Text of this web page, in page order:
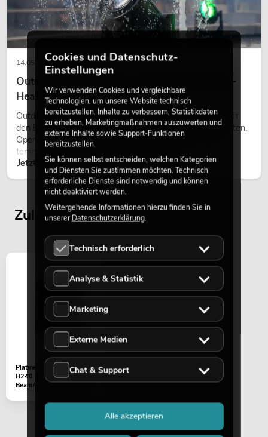
14.05.2026
Outdoor Moving-Heads: Wetterfeste Moving-
Heads bei Events
Outdoor Moving-Heads sind bewegliche Scheinwerfer für
den Einsatz im Freien. Sie werden bei Festivals, Stadtfesten,
Open-Air-Konzerten, Architekturinszenierungen und
temporären Außeninstallationen eingesetzt.
Jetzt lesen
Zuletzt angesehene Artikel
Platine (LED) LED TMH Bar
H240 Moving-Head
Beam/Flower (X-Y-2068)
Cookies und Datenschutz-
Einstellungen
Wir verwenden Cookies und vergleichbare
Technologien, um unsere Website technisch
bereitzustellen, Inhalte zu verbessern, Statistikdaten
zu erheben, Marketingmaßnahmen auszuwerten und
externe Inhalte sowie Support-Funktionen
bereitzustellen.
Sie können selbst entscheiden, welchen Kategorien
und Diensten Sie zustimmen möchten. Technisch
erforderliche Dienste sind notwendig und können
nicht deaktiviert werden.
Weitergehende Informationen hierzu finden Sie in
unsererDatenschutzerklärung.
Technisch erforderlich
Analyse & Statistik
Marketing
Externe Medien
Chat & Support
Alle akzeptieren